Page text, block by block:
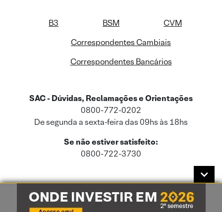
B3 BSM
CVM
Correspondentes Cambiais
Correspondentes Bancários
SAC - Dúvidas, Reclamações e Orientações
0800-772-0202
De segunda a sexta-feira das 09hs às 18hs
Se não estiver satisfeito:
0800-722-3730
Este site usa cookies e dados pessoais de acordo com a nossaPolítica de
Cookies
e a nossaPolítica de Privacidade.